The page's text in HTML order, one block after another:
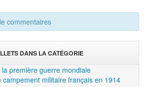
commentaires
DANS LA CATÉGORIE
première guerre mondiale
campement militaire français en 1914